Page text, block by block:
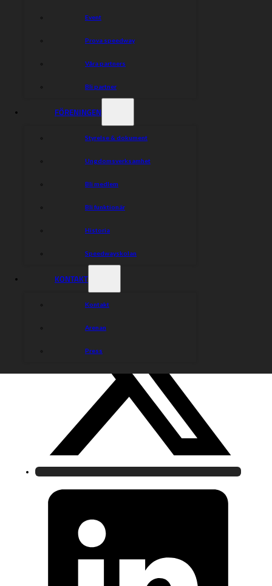
Event
Prova speedway
Våra partners
Bli partner
FÖRENINGEN
Styrelse & dokument
Ungdomsverksamhet
Bli medlem
Bli funktionär
Historia
Speedwayskolan
KONTAKT
Kontakt
Arenan
Press
Dela nyheten: